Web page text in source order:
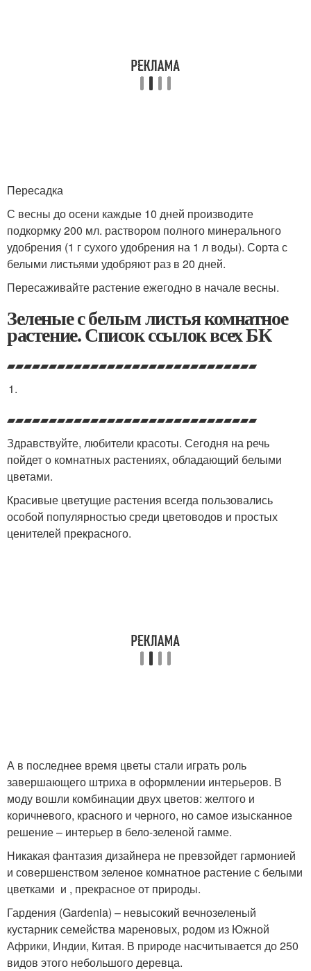
Пересадка
С весны до осени каждые 10 дней производите
подкормку 200 мл. раствором полного минерального
удобрения (1 г сухого удобрения на 1 л воды). Сорта с
белыми листьями удобряют раз в 20 дней.
Пересаживайте растение ежегодно в начале весны.
Зеленые с белым листья комнатное
растение. Список ссылок всех БК
▰▰▰▰▰▰▰▰▰▰▰▰▰▰▰▰▰▰▰▰▰▰▰▰▰▰▰▰▰▰
▰▰▰▰▰▰▰▰▰▰▰▰▰▰▰▰▰▰▰▰▰▰▰▰▰▰▰▰▰▰
Здравствуйте, любители красоты. Сегодня на речь
пойдет о комнатных растениях, обладающий белыми
цветами.
Красивые цветущие растения всегда пользовались
особой популярностью среди цветоводов и простых
ценителей прекрасного.
А в последнее время цветы стали играть роль
завершающего штриха в оформлении интерьеров. В
моду вошли комбинации двух цветов: желтого и
коричневого, красного и черного, но самое изысканное
решение – интерьер в бело-зеленой гамме.
Никакая фантазия дизайнера не превзойдет гармонией
и совершенством зеленое комнатное растение с белыми
цветками и , прекрасное от природы.
Гардения (Gardenia) – невысокий вечнозеленый
кустарник семейства мареновых, родом из Южной
Африки, Индии, Китая. В природе насчитывается до 250
видов этого небольшого деревца.